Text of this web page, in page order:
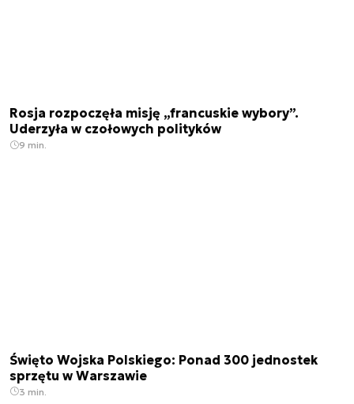
Rosja rozpoczęła misję „francuskie wybory”.
Uderzyła w czołowych polityków
9 min.
Święto Wojska Polskiego: Ponad 300 jednostek
sprzętu w Warszawie
3 min.